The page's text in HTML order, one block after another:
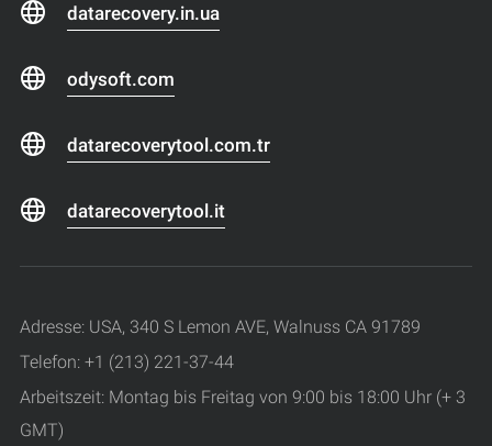
datarecovery.in.ua
odysoft.com
datarecoverytool.com.tr
datarecoverytool.it
Adresse: USA, 340 S Lemon AVE, Walnuss CA 91789
Telefon: +1 (213) 221-37-44
Arbeitszeit: Montag bis Freitag von 9:00 bis 18:00 Uhr (+ 3
GMT)